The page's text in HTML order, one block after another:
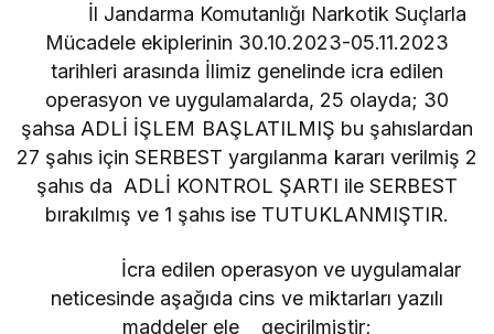
İl Jandarma Komutanlığı Narkotik Suçlarla
Mücadele ekiplerinin 30.10.2023-05.11.2023
tarihleri arasında İlimiz genelinde icra edilen
operasyon ve uygulamalarda, 25 olayda; 30
şahsa ADLİ İŞLEM BAŞLATILMIŞ bu şahıslardan
27 şahıs için SERBEST yargılanma kararı verilmiş 2
şahıs da ADLİ KONTROL ŞARTI ile SERBEST
bırakılmış ve 1 şahıs ise TUTUKLANMIŞTIR.
İcra edilen operasyon ve uygulamalar
neticesinde aşağıda cins ve miktarları yazılı
maddeler ele geçirilmiştir;